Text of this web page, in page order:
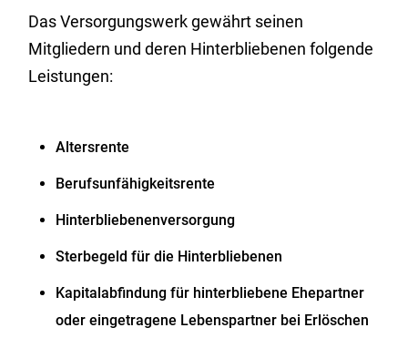
Das Versorgungswerk gewährt seinen
Mitgliedern und deren Hinterbliebenen folgende
Leistungen:
Altersrente
Berufsunfähigkeitsrente
Hinterbliebenenversorgung
Sterbegeld für die Hinterbliebenen
Kapitalabfindung für hinterbliebene Ehepartner
oder eingetragene Lebenspartner bei Erlöschen